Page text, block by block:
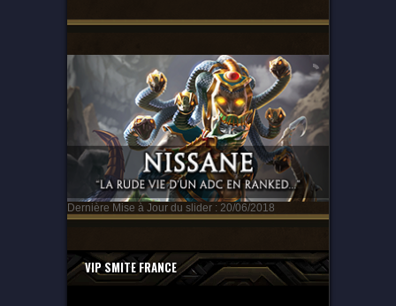
Dernière Mise à Jour du slider : 20/06/2018
VIP SMITE FRANCE